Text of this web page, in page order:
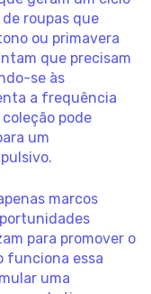
roupas que
ou primavera
que precisam
se às
a frequência
pode
um
marcos
para promover o
funciona essa
uma